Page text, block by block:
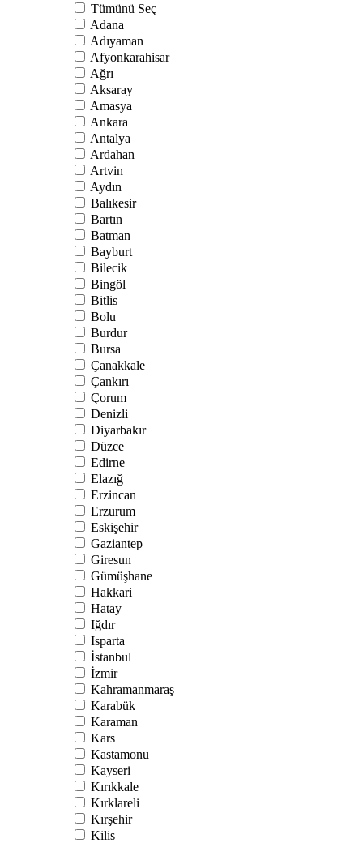
Tümünü Seç
Adana
Adıyaman
Afyonkarahisar
Ağrı
Aksaray
Amasya
Ankara
Antalya
Ardahan
Artvin
Aydın
Balıkesir
Bartın
Batman
Bayburt
Bilecik
Bingöl
Bitlis
Bolu
Burdur
Bursa
Çanakkale
Çankırı
Çorum
Denizli
Diyarbakır
Düzce
Edirne
Elazığ
Erzincan
Erzurum
Eskişehir
Gaziantep
Giresun
Gümüşhane
Hakkari
Hatay
Iğdır
Isparta
İstanbul
İzmir
Kahramanmaraş
Karabük
Karaman
Kars
Kastamonu
Kayseri
Kırıkkale
Kırklareli
Kırşehir
Kilis